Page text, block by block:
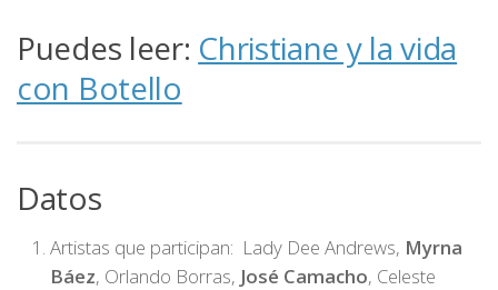
Puedes leer: Christiane y la vida
con Botello
Datos
Artistas que participan: Lady Dee Andrews, Myrna
Báez, Orlando Borras, José Camacho, Celeste